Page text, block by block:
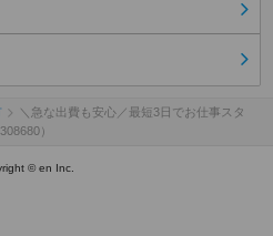
＼急な出費も安心／最短3日でお仕事スタ
）
© en Inc.